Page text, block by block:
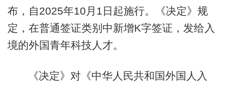
布，自2025年10月1日起施行。《决定》规
定，在普通签证类别中新增K字签证，发给入
境的外国青年科技人才。
《决定》对《中华人民共和国外国人入